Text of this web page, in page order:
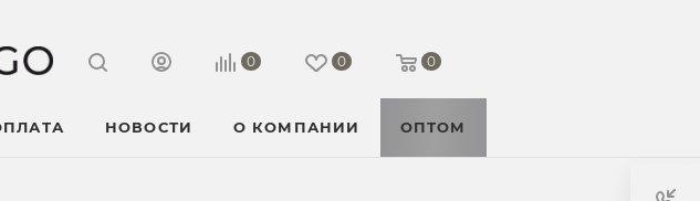
0 0 0
НОВОСТИ О КОМПАНИИ ОПТОМ